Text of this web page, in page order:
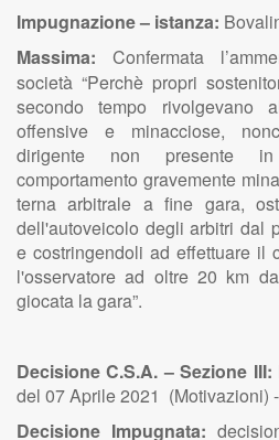
Impugnazione – istanza:
Massima: Confermata
società “Perchè propri
secondo tempo rivolgevano
offensive e minacciose,
dirigente non presente
comportamento gravemente
terna arbitrale a fine gara,
dell'autoveicolo degli arbitri dal
e costringendoli ad effettuare il
l'osservatore ad oltre 20 km
giocata la gara”.
Decisione C.S.A. – Sezione III:
del 07 Aprile 2021 (Motivazioni)
Decisione Impugnata: